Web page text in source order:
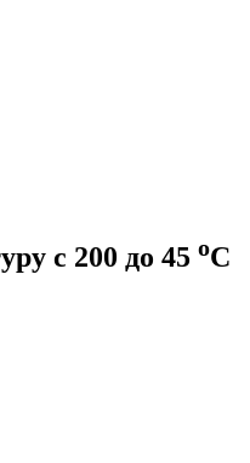
с 200 до 45 оС